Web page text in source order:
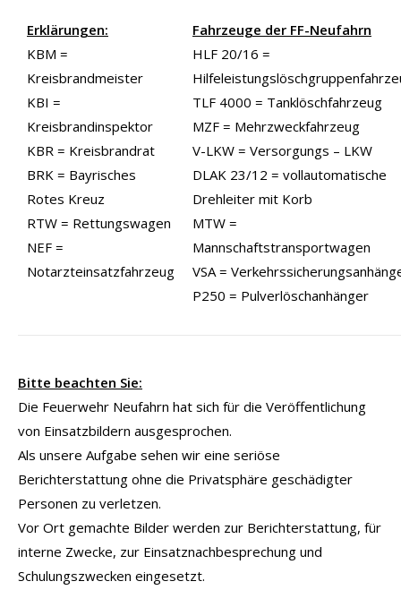
Erklärungen:
KBM =
Kreisbrandmeister
KBI =
Kreisbrandinspektor
KBR = Kreisbrandrat
BRK = Bayrisches
Rotes Kreuz
RTW = Rettungswagen
NEF =
Notarzteinsatzfahrzeug
Fahrzeuge der FF-Neufahrn
HLF 20/16 =
TLF 4000 = Tanklöschfahrzeug
MZF = Mehrzweckfahrzeug
V-LKW = Versorgungs – LKW
DLAK 23/12 = vollautomatische
Drehleiter mit Korb
MTW =
Mannschaftstransportwagen
VSA =
P250 = Pulverlöschanhänger
Bitte beachten Sie:
Die Feuerwehr Neufahrn hat sich für die Veröffentlichung
von Einsatzbildern ausgesprochen.
Als unsere Aufgabe sehen wir eine seriöse
Berichterstattung ohne die Privatsphäre geschädigter
Personen zu verletzen.
Vor Ort gemachte Bilder werden zur Berichterstattung, für
interne Zwecke, zur Einsatznachbesprechung und
Schulungszwecken eingesetzt.